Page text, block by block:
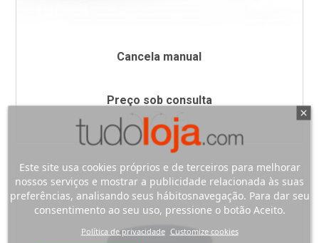
Cancela manual
Preço sob consulta
Esquerda
Direita
Este site usa cookies próprios e de terceiros para melhorar
nossos serviços e mostrar a publicidade relacionada às suas
preferências, analisando seus hábitosnavegação. Para dar seu
consentimento ao seu uso, pressione o botão Aceito.
Política de privacidade Customize cookies